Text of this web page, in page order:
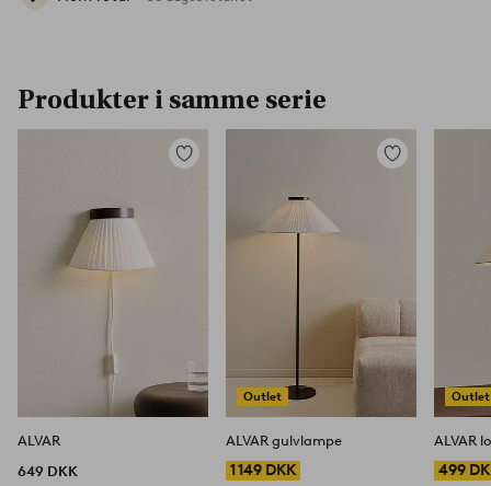
Produkter i samme serie
Tilføj
ALVAR
649 DKK
Outlet
Tilføj
ALVAR gulvlampe
1 149 DKK
Outlet
ALVAR
499